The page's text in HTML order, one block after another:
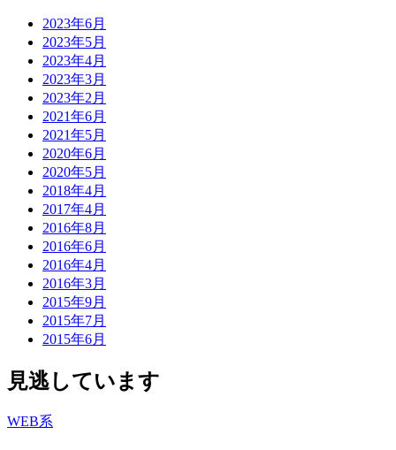
2023年6月
2023年5月
2023年4月
2023年3月
2023年2月
2021年6月
2021年5月
2020年6月
2020年5月
2018年4月
2017年4月
2016年8月
2016年6月
2016年4月
2016年3月
2015年9月
2015年7月
2015年6月
見逃しています
WEB系